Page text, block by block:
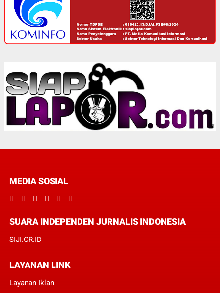
MEDIA SOSIAL
SUARA INDEPENDEN JURNALIS INDONESIA
SIJI.OR.ID
LAYANAN LINK
Layanan Iklan